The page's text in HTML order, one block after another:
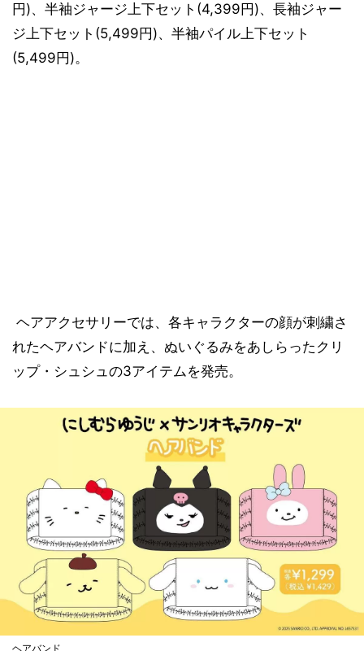
円)、半袖ジャージ上下セット(4,399円)、長袖ジャー
ジ上下セット(5,499円)、半袖パイル上下セット
(5,499円)。
ヘアアクセサリーでは、各キャラクターの顔が刺繍さ
れたヘアバンドに加え、ぬいぐるみをあしらったクリ
ップ・シュシュの3アイテムを発売。
ヘアバンド